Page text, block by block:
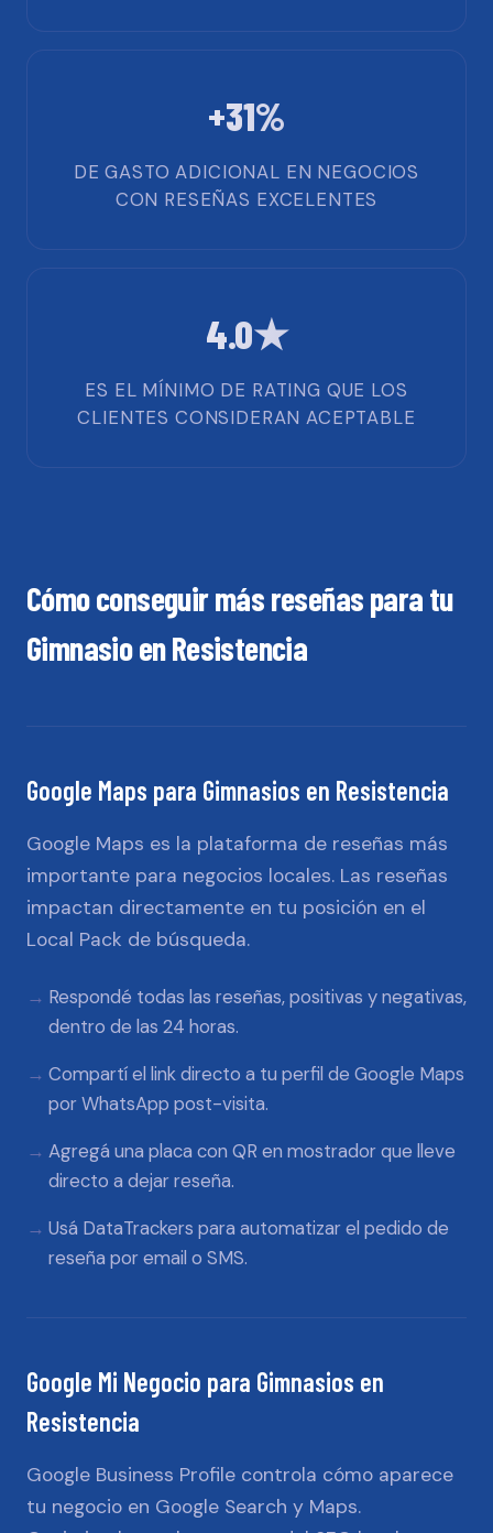
+31%
DE GASTO ADICIONAL EN NEGOCIOS
CON RESEÑAS EXCELENTES
4.0★
ES EL MÍNIMO DE RATING QUE LOS
CLIENTES CONSIDERAN ACEPTABLE
Cómo conseguir más reseñas para tu
GimnasioenResistencia
Google Maps para Gimnasios en Resistencia
Google Maps es la plataforma de reseñas más
importante para negocios locales. Las reseñas
impactan directamente en tu posición en el
Local Pack de búsqueda.
Respondé todas las reseñas, positivas y negativas,
dentro de las 24 horas.
Compartí el link directo a tu perfil de Google Maps
por WhatsApp post-visita.
Agregá una placa con QR en mostrador que lleve
directo a dejar reseña.
Usá DataTrackers para automatizar el pedido de
reseña por email o SMS.
Google Mi Negocio para Gimnasios en
Resistencia
Google Business Profile controla cómo aparece
tu negocio en Google Search y Maps.